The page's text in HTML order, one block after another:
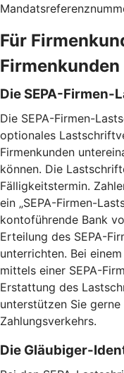
Für
Firmenkunden
Die SEPA-
Die SEPA-Firmen-
optionales
Firmenkunden
können. Die
Fälligkeitstermin.
ein „SEPA-Firmen-
kontoführende Bank
Erteilung des SEPA-
unterrichten. Bei
mittels einer SEPA-
Erstattung des
unterstützen Sie
Zahlungsverkehrs.
Die Gläubiger-